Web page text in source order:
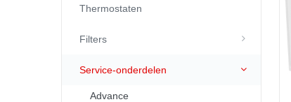
Thermostaten
Filters
Service-onderdelen
Advance